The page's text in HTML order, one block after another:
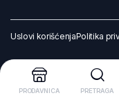
Uslovi korišćenjaPolitika
PRODAVNICA PRETRAGA